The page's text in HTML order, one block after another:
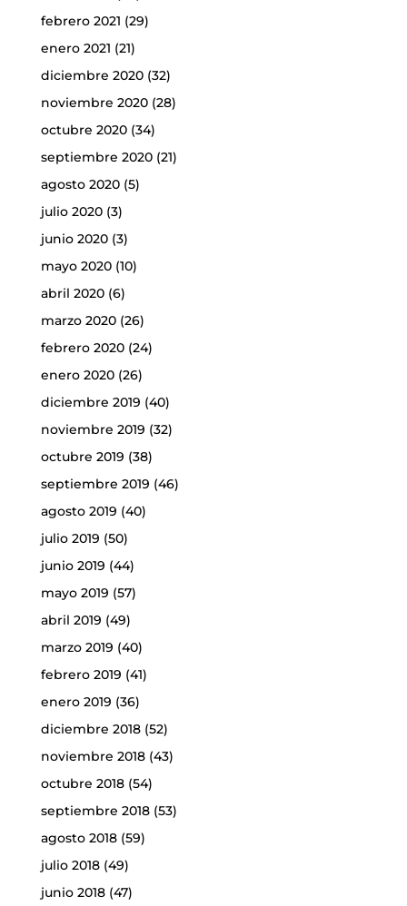
febrero 2021 (29)
enero 2021 (21)
diciembre 2020(32)
noviembre 2020(28)
octubre 2020(34)
septiembre 2020(21)
agosto 2020(5)
julio 2020(3)
junio 2020(3)
mayo 2020(10)
abril 2020(6)
marzo 2020(26)
febrero 2020(24)
enero 2020(26)
diciembre 2019 (40)
noviembre 2019 (32)
octubre 2019 (38)
septiembre 2019 (46)
agosto 2019 (40)
julio 2019 (50)
junio 2019 (44)
mayo 2019 (57)
abril 2019 (49)
marzo 2019 (40)
febrero 2019 (41)
enero 2019 (36)
diciembre 2018(52)
noviembre 2018(43)
octubre 2018(54)
septiembre 2018(53)
agosto 2018(59)
julio 2018(49)
junio 2018(47)